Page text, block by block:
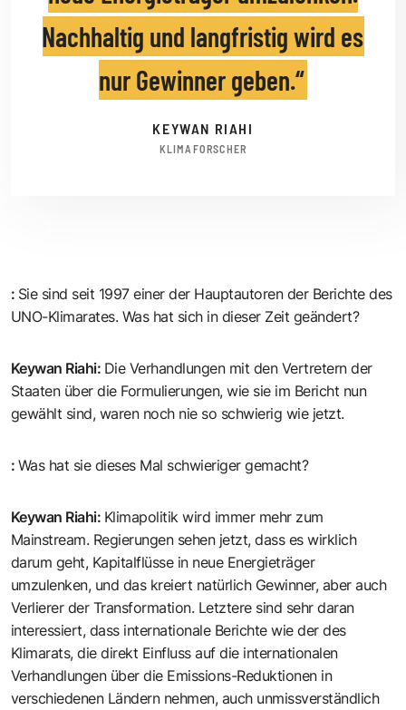
Nachhaltig und langfristig wird es
nur Gewinner geben.
KEYWAN RIAHI
KLIMAFORSCHER
: Sie sind seit 1997 einer der Hauptautoren der Berichte des
UNO-Klimarates. Was hat sich in dieser Zeit geändert?
Keywan Riahi: Die Verhandlungen mit den Vertretern der
Staaten über die Formulierungen, wie sie im Bericht nun
gewählt sind, waren noch nie so schwierig wie jetzt.
: Was hat sie dieses Mal schwieriger gemacht?
Keywan Riahi: Klimapolitik wird immer mehr zum
Mainstream. Regierungen sehen jetzt, dass es wirklich
darum geht, Kapitalflüsse in neue Energieträger
umzulenken, und das kreiert natürlich Gewinner, aber auch
Verlierer der Transformation. Letztere sind sehr daran
interessiert, dass internationale Berichte wie der des
Klimarats, die direkt Einfluss auf die internationalen
Verhandlungen über die Emissions-Reduktionen in
verschiedenen Ländern nehmen, auch unmissverständlich